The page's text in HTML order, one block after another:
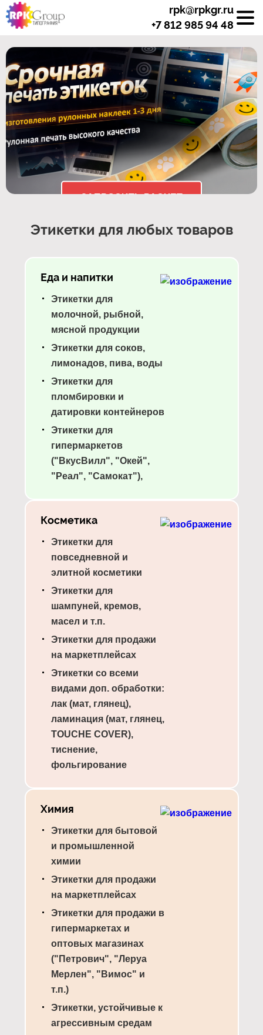
rpk@rpkgr.ru
+7 812 985 94 48
ЗАПРОСИТЬ РАСЧЕТ
Этикетки для любых товаров
Еда и напитки
Этикетки для
молочной, рыбной,
мясной продукции
Этикетки для соков,
лимонадов, пива, воды
Этикетки для
пломбировки и
датировки контейнеров
Этикетки для
гипермаркетов
("ВкусВилл", "Окей",
"Реал", "Самокат"),
Косметика
Этикетки для
повседневной и
элитной косметики
Этикетки для
шампуней, кремов,
масел и т.п.
Этикетки для продажи
на маркетплейсах
Этикетки со всеми
видами доп. обработки:
лак (мат, глянец),
ламинация (мат, глянец,
TOUCHE COVER),
тиснение,
фольгирование
Химия
Этикетки для бытовой
и промышленной
химии
Этикетки для продажи
на маркетплейсах
Этикетки для продажи в
гипермаркетах и
оптовых магазинах
("Петрович", "Леруа
Мерлен", "Вимос" и
т.п.)
Этикетки, устойчивые к
агрессивным средам